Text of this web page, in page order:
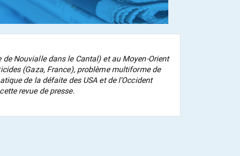
de Nouvialle dans le Cantal) et au Moyen-Orient
(Gaza, France), problème multiforme de
de la défaite des USA et de l’Occident
revue de presse.